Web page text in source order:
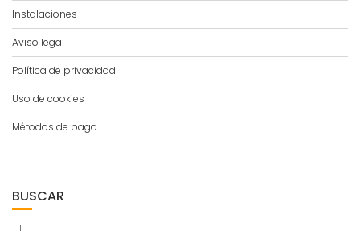
Instalaciones
Aviso legal
Política de privacidad
Uso de cookies
Métodos de pago
BUSCAR